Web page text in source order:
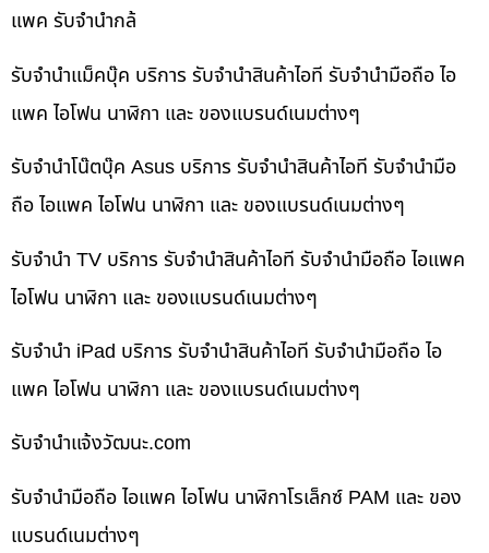
แพค รับจำนำกล้
รับจำนำแม็คบุ๊ค บริการ รับจำนำสินค้าไอที รับจำนำมือถือ ไอ
แพค ไอโฟน นาฬิกา และ ของแบรนด์เนมต่างๆ
รับจำนำโน๊ตบุ๊ค Asus บริการ รับจำนำสินค้าไอที รับจำนำมือ
ถือ ไอแพค ไอโฟน นาฬิกา และ ของแบรนด์เนมต่างๆ
รับจำนำ TV บริการ รับจำนำสินค้าไอที รับจำนำมือถือ ไอแพค
ไอโฟน นาฬิกา และ ของแบรนด์เนมต่างๆ
รับจำนำ iPad บริการ รับจำนำสินค้าไอที รับจำนำมือถือ ไอ
แพค ไอโฟน นาฬิกา และ ของแบรนด์เนมต่างๆ
รับจํานําแจ้งวัฒนะ.com
รับจำนำมือถือ ไอแพค ไอโฟน นาฬิกาโรเล็กซ์ PAM และ ของ
แบรนด์เนมต่างๆ